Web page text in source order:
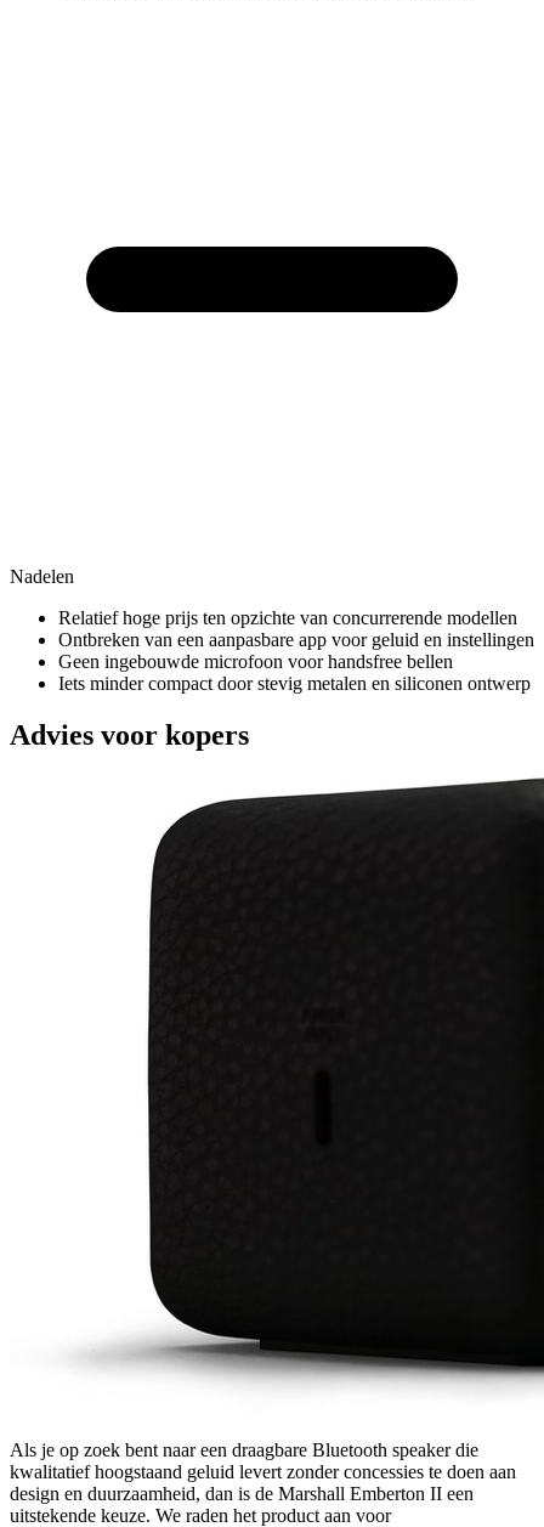
Nadelen
Relatief hoge prijs ten opzichte van concurrerende modellen
Ontbreken van een aanpasbare app voor geluid en instellingen
Geen ingebouwde microfoon voor handsfree bellen
Iets minder compact door stevig metalen en siliconen ontwerp
Advies voor kopers
Als je op zoek bent naar een draagbare Bluetooth speaker die
kwalitatief hoogstaand geluid levert zonder concessies te doen aan
design en duurzaamheid, dan is de Marshall Emberton II een
uitstekende keuze. We raden het product aan voor